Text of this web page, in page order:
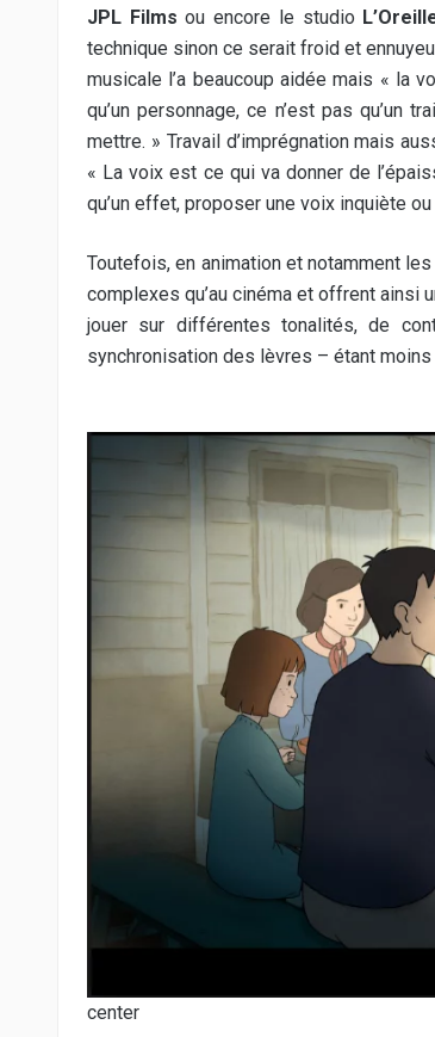
JPL Films ou encore le studio
technique sinon ce serait froid et
musicale l’a beaucoup aidée mais « la
qu’un personnage, ce n’est pas
mettre. » Travail d’imprégnation mais
« La voix est ce qui va donner de
qu’un effet, proposer une voix inquiète
Toutefois, en animation et notamment
complexes qu’au cinéma et offrent ainsi
jouer sur différentes tonalités, de
synchronisation des lèvres – étant
center